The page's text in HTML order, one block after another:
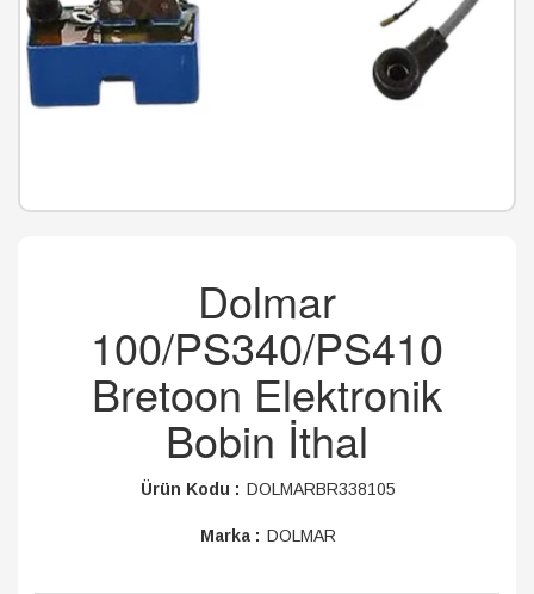
Dolmar
100/PS340/PS410
Bretoon Elektronik
Bobin İthal
Ürün Kodu : DOLMARBR338105
Marka : DOLMAR